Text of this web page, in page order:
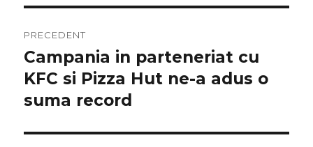
în
articole
PRECEDENT
Articolul
anterior:
Campania in parteneriat cu
KFC si Pizza Hut ne-a adus o
suma record